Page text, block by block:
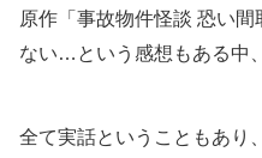
原作「事故物件怪談 恐い
ない…という感想もある中
全て実話ということもあり